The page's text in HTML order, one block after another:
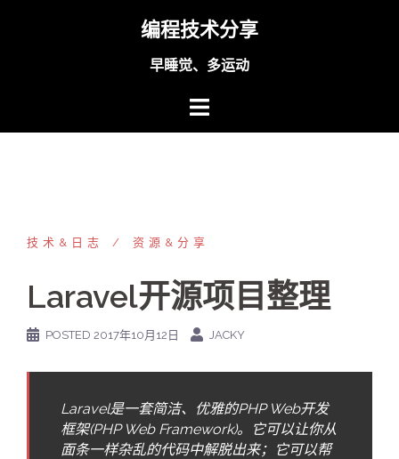
编程技术分享
早睡觉、多运动
技术&日志 资源&分享
Laravel开源项目整理
POSTED 2017年10月12日 JACKY
Laravel是一套简洁、优雅的PHP Web开发
框架(PHP Web Framework)。它可以让你从
面条一样杂乱的代码中解脱出来；它可以帮